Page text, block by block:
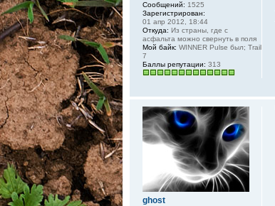
Сообщений: 1525
Зарегистрирован:
01 апр 2012, 18:44
Откуда: Из страны, где с
асфальта можно свернуть в поля
Мой байк: WINNER Pulse был; Trail
7
Баллы репутации: 313
ghost